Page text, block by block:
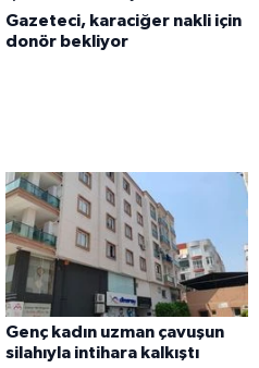
Gazeteci, karaciğer nakli için
donör bekliyor
Genç kadın uzman çavuşun
silahıyla intihara kalkıştı